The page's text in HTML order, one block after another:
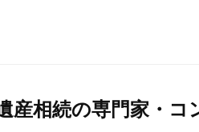
産相続の専門家・コ